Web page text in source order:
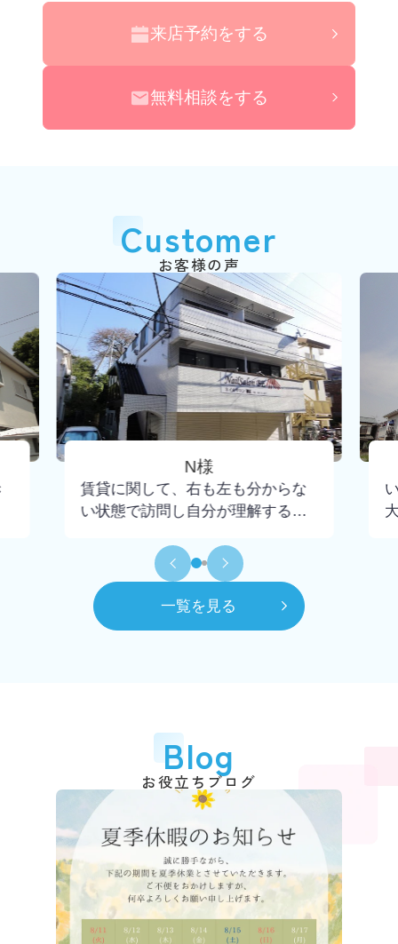
来店予約をする
無料相談をする
Customer
お客様の声
N様
賃貸に関して、右も左も分からな
い状態で訪問し自分が理解するま
もなく契約までいけました。担当
して頂いた大野さんには小さな疑
問にも丁寧に回答頂けたので感謝
してもしきれません。
一覧を見る
Blog
お役立ちブログ